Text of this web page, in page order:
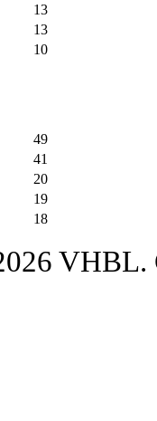
13
13
10
49
41
20
19
18
VHBL.